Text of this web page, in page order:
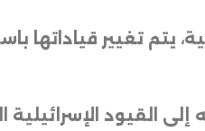
يتم تغيير قياداتها
القيود الإسرائيلية